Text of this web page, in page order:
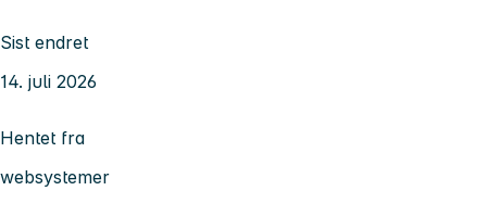
Sist endret
14. juli 2026
Hentet fra
websystemer